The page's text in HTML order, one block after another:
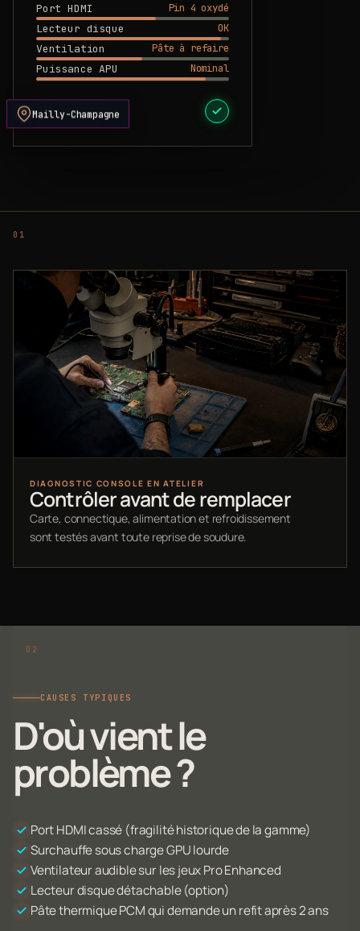
Port HDMI
Pin 4 oxydé
Lecteur disque
OK
Ventilation
Pâte à refaire
Puissance APU
Nominal
DEVIS PRÊT
Mailly-Champagne
DIAGNOSTIC CONSOLE EN ATELIER
Contrôler avant de remplacer
Carte, connectique, alimentation et refroidissement
sont testés avant toute reprise de soudure.
CAUSES TYPIQUES
D'où vient le
problème ?
Port HDMI cassé (fragilité historique de la gamme)
Surchauffe sous charge GPU lourde
Ventilateur audible sur les jeux Pro Enhanced
Lecteur disque détachable (option)
Pâte thermique PCM qui demande un refit après 2 ans